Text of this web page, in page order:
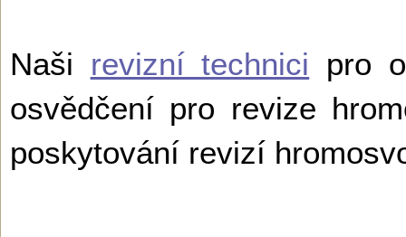
Naši revizní technici pro
osvědčení pro revize
poskytování revizí